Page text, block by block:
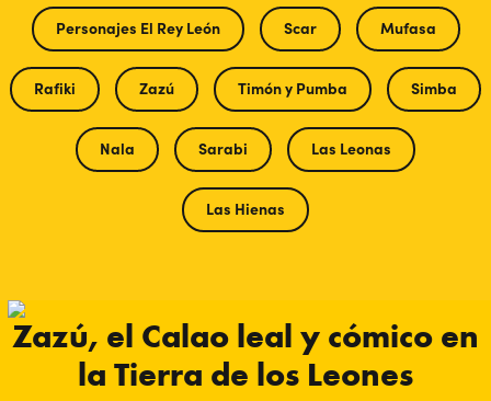
Personajes El Rey León Scar Mufasa
Rafiki Zazú Timón y Pumba Simba
Nala Sarabi Las Leonas
Las Hienas
Zazú, el Calao leal y cómico en
la Tierra de los Leones